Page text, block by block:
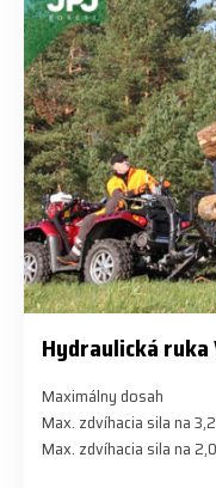
Hydraulická
Maximálny dosah
Max. zdvíhacia sila na
Max. zdvíhacia sila na